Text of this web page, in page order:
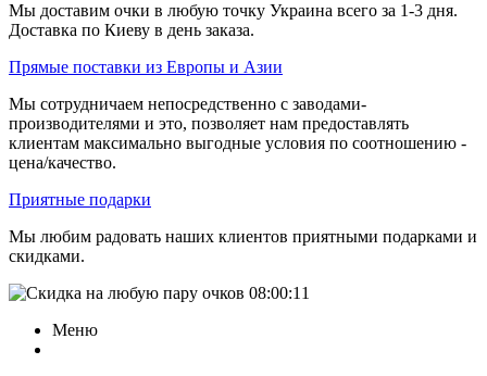
Мы доставим очки в любую точку Украина всего за 1-3 дня.
Доставка по Киеву в день заказа.
Прямые поставки из Европы и Азии
Мы сотрудничаем непосредственно с заводами-
производителями и это, позволяет нам предоставлять
клиентам максимально выгодные условия по соотношению -
цена/качество.
Приятные подарки
Мы любим радовать наших клиентов приятными подарками и
скидками.
08:00:11
Меню